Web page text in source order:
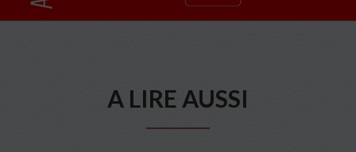
A LIRE AUSSI